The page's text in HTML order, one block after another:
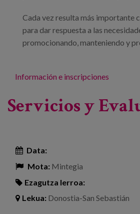
Cada vez resulta más importante
para dar respuesta a las
promocionando, manteniendo y
Información e inscripciones
Servicios y
Data:
Mota: Mintegia
Ezagutza lerroa:
Lekua: Donostia-San Sebastián